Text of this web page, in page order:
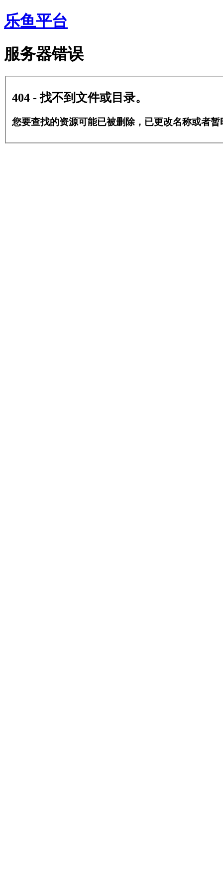
乐鱼平台
服务器错误
404 - 找不到文件或目录。
您要查找的资源可能已被删除，已更改名称或者暂